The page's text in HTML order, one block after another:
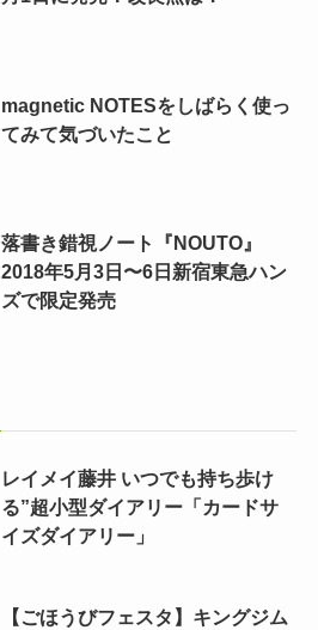
magnetic NOTESをしばらく使っ
てみて気づいたこと
落書き錯視ノート『NOUTO』
2018年5月3日〜6日新宿東急ハン
ズで限定発売
レイメイ藤井 いつでも持ち歩け
る”超小型ダイアリー「カードサ
イズダイアリー」
【ごほうびフェスタ】キングジム